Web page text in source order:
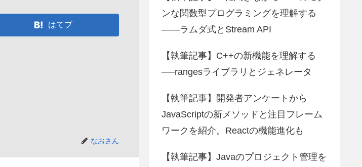
はてブ
なおさん
ンな関数型プログラミングを理解する
――ラムダ式とStream API
【執筆記事】C++の新機能を理解する
──rangesライブラリとジェネレータ
【執筆記事】開発者アンケートから
JavaScriptの新メソッドと注目フレーム
ワークを紹介。Reactの機能進化も
【執筆記事】Javaのプロジェクト管理を